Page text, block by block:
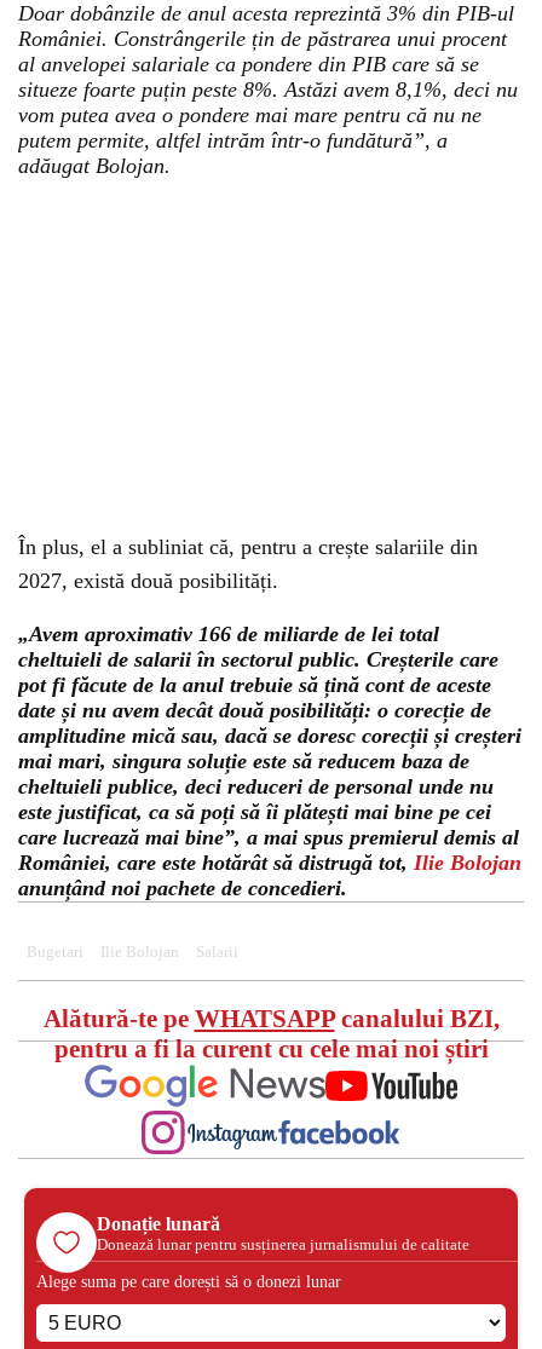
Doar dobânzile de anul acesta reprezintă 3% din PIB-ul
României. Constrângerile țin de păstrarea unui procent
al anvelopei salariale ca pondere din PIB care să se
situeze foarte puțin peste 8%. Astăzi avem 8,1%, deci nu
vom putea avea o pondere mai mare pentru că nu ne
putem permite, altfel intrăm într-o fundătură”, a
adăugat Bolojan.
În plus, el a subliniat că, pentru a crește salariile din
2027, există două posibilități.
„Avem aproximativ 166 de miliarde de lei total
cheltuieli de salarii în sectorul public. Creșterile care
pot fi făcute de la anul trebuie să țină cont de aceste
date și nu avem decât două posibilități: o corecție de
amplitudine mică sau, dacă se doresc corecții și creșteri
mai mari, singura soluție este să reducem baza de
cheltuieli publice, deci reduceri de personal unde nu
este justificat, ca să poți să îi plătești mai bine pe cei
care lucrează mai bine”, a mai spus premierul demis al
României, care este hotărât să distrugă tot, Ilie Bolojan
anunțând noi pachete de concedieri.
Bugetari Ilie Bolojan Salarii
Alătură-te pe WHATSAPPcanalului BZI,
pentru a fi la curent cu cele mai noi știri
Donație lunară
Donează lunar pentru susținerea jurnalismului de calitate
Alege suma pe care dorești să o donezi lunar